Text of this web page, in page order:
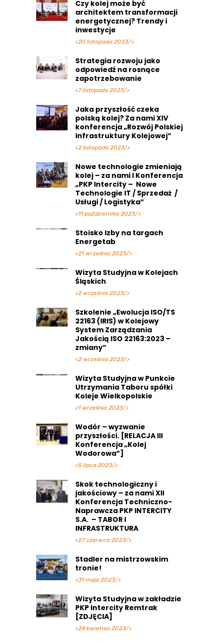
Czy kolej może być
architektem transformacji
energetycznej? Trendy i
inwestycje
<20 listopada 2023/>
Strategia rozwoju jako
odpowiedź na rosnące
zapotrzebowanie
<7 listopada 2023/>
Jaka przyszłość czeka
polską kolej? Za nami XIV
konferencja „Rozwój Polskiej
Infrastruktury Kolejowej”
<2 listopada 2023/>
Nowe technologie zmieniają
kolej – za nami I Konferencja
„PKP Intercity – Nowe
Technologie IT / Sprzedaż /
Usługi / Logistyka”
<11 października 2023/>
Stoisko Izby na targach
Energetab
<21 września 2023/>
Wizyta Studyjna w Kolejach
Śląskich
<2 września 2023/>
Szkolenie „Ewolucja ISO/TS
22163 (IRIS) w Kolejowy
System Zarządzania
Jakością ISO 22163:2023 –
zmiany”
<2 września 2023/>
Wizyta Studyjna w Punkcie
Utrzymania Taboru spółki
Koleje Wielkopolskie
<1 września 2023/>
Wodór – wyzwanie
przyszłości. [RELACJA III
Konferencja „Kolej
Wodorowa”]
<5 lipca 2023/>
Skok technologiczny i
jakościowy – za nami XII
Konferencja Techniczno-
Naprawcza PKP INTERCITY
S.A. – TABOR I
INFRASTRUKTURA
<27 czerwca 2023/>
Stadler na mistrzowskim
tronie!
<31 maja 2023/>
Wizyta Studyjna w zakładzie
PKP Intercity Remtrak
[ZDJĘCIA]
<24 kwietnia 2023/>